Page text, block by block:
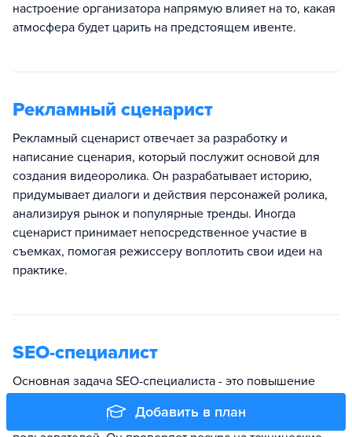
Добавить в план
настроение организатора напрямую влияет на то, какая
атмосфера будет царить на предстоящем ивенте.
Рекламный сценарист
Рекламный сценарист отвечает за разработку и
написание сценария, который послужит основой для
создания видеоролика. Он разрабатывает историю,
придумывает диалоги и действия персонажей ролика,
анализируя рынок и популярные тренды. Иногда
сценарист принимает непосредственное участие в
съемках, помогая режиссеру воплотить свои идеи на
практике.
SEO-специалист
Основная задача SEO-специалиста - это повышение
запросам и привлечение на ресурс новых